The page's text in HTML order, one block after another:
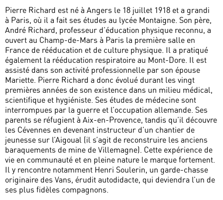
Pierre Richard est né à Angers le 18 juillet 1918 et a grandi
à Paris, où il a fait ses études au lycée Montaigne. Son père,
André Richard, professeur d’éducation physique reconnu, a
ouvert au Champ-de-Mars à Paris la première salle en
France de rééducation et de culture physique. Il a pratiqué
également la rééducation respiratoire au Mont-Dore. Il est
assisté dans son activité professionnelle par son épouse
Mariette. Pierre Richard a donc évolué durant les vingt
premières années de son existence dans un milieu médical,
scientifique et hygiéniste. Ses études de médecine sont
interrompues par la guerre et l’occupation allemande. Ses
parents se réfugient à Aix-en-Provence, tandis qu’il découvre
les Cévennes en devenant instructeur d’un chantier de
jeunesse sur l’Aigoual (il s’agit de reconstruire les anciens
baraquements de mine de Villemagne). Cette expérience de
vie en communauté et en pleine nature le marque fortement.
Il y rencontre notamment Henri Soulerin, un garde-chasse
originaire des Vans, érudit autodidacte, qui deviendra l’un de
ses plus fidèles compagnons.